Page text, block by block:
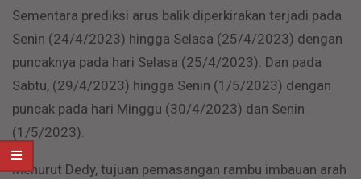
Sementara prediksi arus balik diperkirakan terjadi pada
Senin (24/4/2023) hingga Selasa (25/4/2023) dengan
puncaknya pada hari Selasa (25/4/2023). Dan pada
Sabtu, (29/4/2023) hingga Senin (1/5/2023) dengan
puncak pada hari Minggu (30/4/2023) dan Senin
(1/5/2023).
Menurut Dedy, tujuan pemasangan rambu imbauan arah